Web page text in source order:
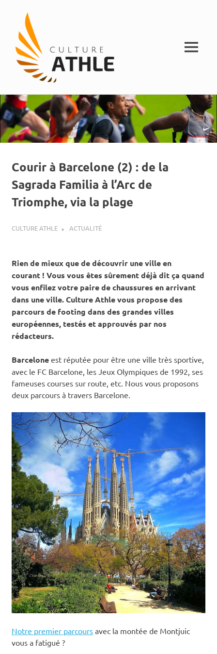
Skip
to
content
Culture
Athle
l'athlétisme
MENU
Courir à Barcelone (2) : de la
Sagrada Familia à l’Arc de
Triomphe, via la plage
26 DÉCEMBRE 2012
CULTURE ATHLE ACTUALITÉ
Rien de mieux que de découvrir une ville en
courant ! Vous vous êtes sûrement déjà dit ça quand
vous enfilez votre paire de chaussures en arrivant
dans une ville. Culture Athle vous propose des
parcours de footing dans des grandes villes
européennes, testés et approuvés par nos
rédacteurs.
Barcelone est réputée pour être une ville très sportive,
avec le FC Barcelone, les Jeux Olympiques de 1992, ses
fameuses courses sur route, etc. Nous vous proposons
deux parcours à travers Barcelone.
Notre premier parcours avec la montée de Montjuic
vous a fatigué ?